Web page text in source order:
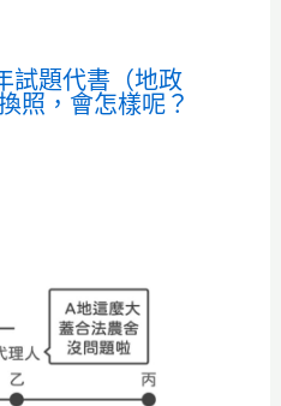
試題代書（地政
照，會怎樣呢？